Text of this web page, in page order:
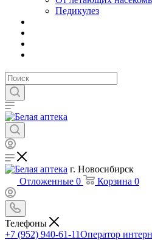
Педикулез
г. Новосибирск
Отложенные 0 Корзина 0
Телефоны
+7 (952) 940-61-11Оператор